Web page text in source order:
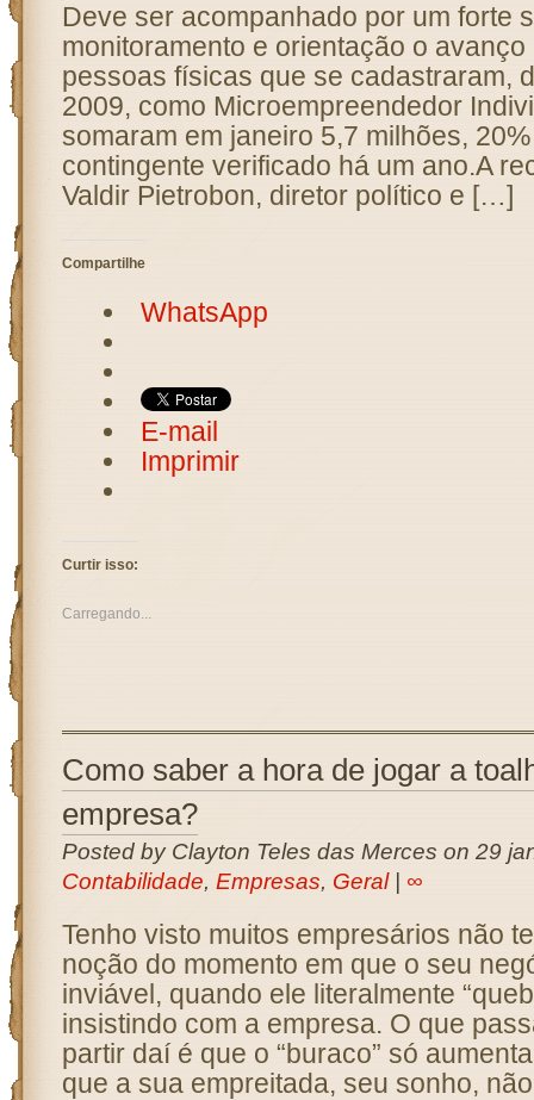
Deve ser acompanhado por um forte
monitoramento e orientação o
pessoas físicas que se cadastraram,
2009, como Microempreendedor
somaram em janeiro 5,7 milhões,
contingente verificado há um ano.A
Valdir Pietrobon, diretor político e […]
Compartilhe
WhatsApp
E-mail
Imprimir
Curtir isso:
Carregando...
Como saber a hora de jogar a
empresa?
Posted by Clayton Teles das Merces on 29
Contabilidade, Empresas, Geral| ∞
Tenho visto muitos empresários não
noção do momento em que o seu
inviável, quando ele literalmente
insistindo com a empresa. O que
partir daí é que o “buraco” só
que a sua empreitada, seu sonho,